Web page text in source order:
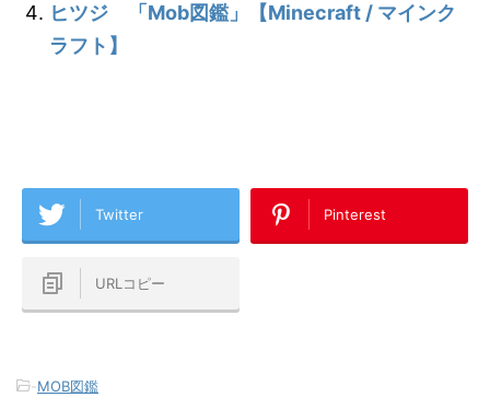
ヒツジ 「Mob図鑑」【Minecraft / マインク
ラフト】
Twitter Pinterest
URLコピー
-MOB図鑑